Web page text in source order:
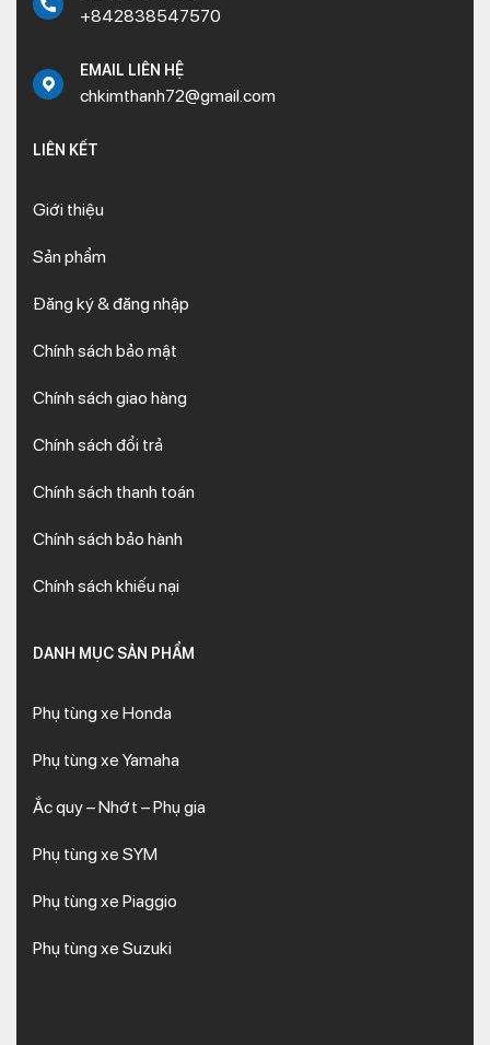
+842838547570
EMAIL LIÊN HỆ
chkimthanh72@gmail.com
LIÊN KẾT
Giới thiệu
Sản phẩm
Đăng ký & đăng nhập
Chính sách bảo mật
Chính sách giao hàng
Chính sách đổi trả
Chính sách thanh toán
Chính sách bảo hành
Chính sách khiếu nại
DANH MỤC SẢN PHẨM
Phụ tùng xe Honda
Phụ tùng xe Yamaha
Ắc quy – Nhớt – Phụ gia
Phụ tùng xe SYM
Phụ tùng xe Piaggio
Phụ tùng xe Suzuki